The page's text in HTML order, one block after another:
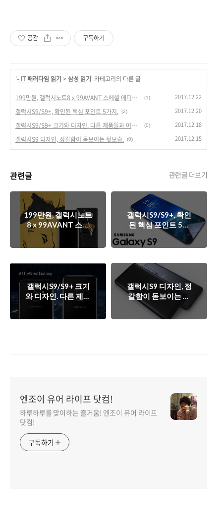
공감 구독하기
'- IT 패러다임 읽기 > 삼성 읽기' 카테고리의 다른 글
199만원, 갤럭시노트8 x 99AVANT 스페셜 에디션. 제값 했나? (1) 2017.12.22
갤럭시S9/S9+, 확인된 핵심 포인트 5가지. (2) 2017.12.20
갤럭시S9/S9+ 크기와 디자인. 다른 제품들과 어떻게 달라질까? (0) 2017.12.18
갤럭시S9 디자인, 정갈함이 돋보이는 뒷모습. (0) 2017.12.15
관련글 관련글 더보기
199만원, 갤럭시노트
8 x 99AVANT 스페
셜 에디션. 제값 했나?
갤럭시S9/S9+, 확인
된 핵심 포인트 5가
갤럭시S9/S9+ 크기
와 디자인. 다른 제품
들과 어떻게 달라질
까?
갤럭시S9 디자인, 정
갈함이 돋보이는 뒷
모습.
엔조이 유어 라이프 닷컴!
하루하루를 맞이하는 즐거움! 엔조이 유어 라이프
닷컴!
구독하기